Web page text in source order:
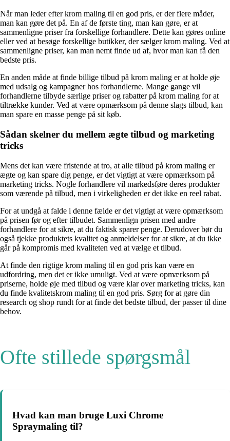
Når man leder efter krom maling til en god pris, er der flere måder,
man kan gøre det på. En af de første ting, man kan gøre, er at
sammenligne priser fra forskellige forhandlere. Dette kan gøres online
eller ved at besøge forskellige butikker, der sælger krom maling. Ved at
sammenligne priser, kan man nemt finde ud af, hvor man kan få den
bedste pris.
En anden måde at finde billige tilbud på krom maling er at holde øje
med udsalg og kampagner hos forhandlerne. Mange gange vil
forhandlerne tilbyde særlige priser og rabatter på krom maling for at
tiltrække kunder. Ved at være opmærksom på denne slags tilbud, kan
man spare en masse penge på sit køb.
Sådan skelner du mellem ægte tilbud og marketing
tricks
Mens det kan være fristende at tro, at alle tilbud på krom maling er
ægte og kan spare dig penge, er det vigtigt at være opmærksom på
marketing tricks. Nogle forhandlere vil markedsføre deres produkter
som værende på tilbud, men i virkeligheden er det ikke en reel rabat.
For at undgå at falde i denne fælde er det vigtigt at være opmærksom
på prisen før og efter tilbudet. Sammenlign prisen med andre
forhandlere for at sikre, at du faktisk sparer penge. Derudover bør du
også tjekke produktets kvalitet og anmeldelser for at sikre, at du ikke
går på kompromis med kvaliteten ved at vælge et tilbud.
At finde den rigtige krom maling til en god pris kan være en
udfordring, men det er ikke umuligt. Ved at være opmærksom på
priserne, holde øje med tilbud og være klar over marketing tricks, kan
du finde kvalitetskrom maling til en god pris. Sørg for at gøre din
research og shop rundt for at finde det bedste tilbud, der passer til dine
behov.
Ofte stillede spørgsmål
Hvad kan man bruge Luxi Chrome
Spraymaling til?